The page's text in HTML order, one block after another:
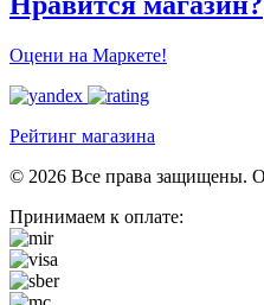
Оцени на Маркете!
Рейтинг магазина
© 2026 Все права защищены.
Принимаем к оплате: